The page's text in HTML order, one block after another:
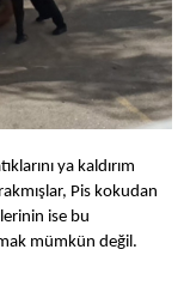
ya kaldırım
Pis kokudan
ise bu
mümkün değil.